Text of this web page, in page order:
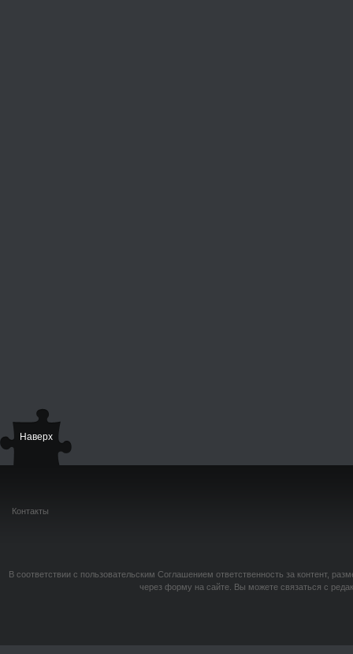
Наверх
Контакты
В соответствии с пользовательским Соглашением ответственность за контент,
через форму на сайте. Вы можете связаться с